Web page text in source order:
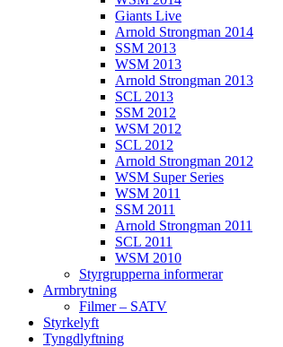
Giants Live
Arnold Strongman 2014
SSM 2013
WSM 2013
Arnold Strongman 2013
SCL 2013
SSM 2012
WSM 2012
SCL 2012
Arnold Strongman 2012
WSM Super Series
WSM 2011
SSM 2011
Arnold Strongman 2011
SCL 2011
WSM 2010
Styrgrupperna informerar
Armbrytning
Filmer – SATV
Styrkelyft
Tyngdlyftning